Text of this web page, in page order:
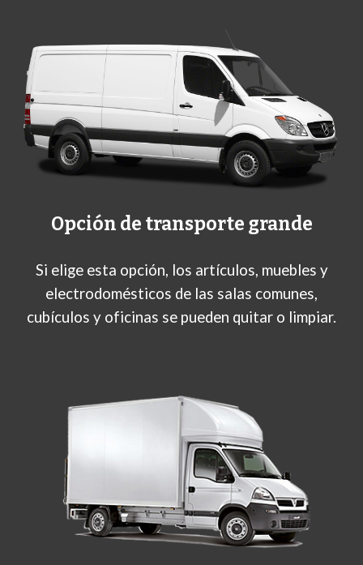
Opción de transporte grande
Si elige esta opción, los artículos, muebles y
electrodomésticos de las salas comunes,
cubículos y oficinas se pueden quitar o limpiar.